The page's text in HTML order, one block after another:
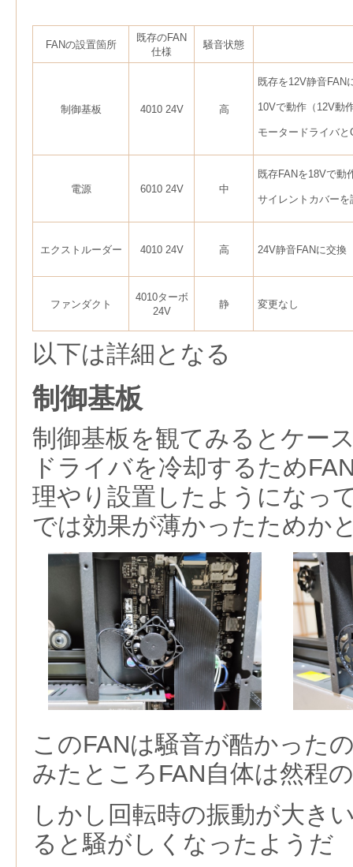
FANの設置箇所
既存のFAN
仕様
騒音状態
制御基板 4010 24V 高
既存を12V静音FAN
10Vで動作（12V動
モータードライバ
電源 6010 24V 中
既存FANを18Vで動
サイレントカバーを
エクストルーダー 4010 24V 高 24V静音FANに交換
ファンダクト
4010ターボ
24V
静 変更なし
以下は詳細となる
制御基板
制御基板を観てみるとケー
ドライバを冷却するため
理やり設置したようになっ
では効果が薄かったためか
このFANは騒音が酷かった
みたところFAN自体は然程
しかし回転時の振動が大き
ると騒がしくなったようだ